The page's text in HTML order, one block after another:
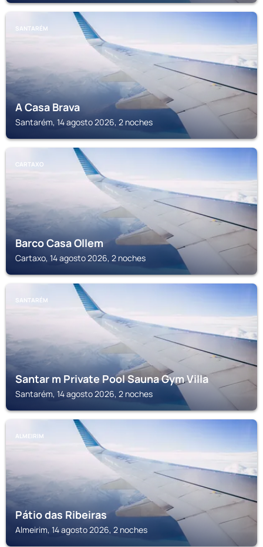
SANTARÉM
A Casa Brava
Santarém, 14 agosto 2026, 2 noches
CARTAXO
Barco Casa Ollem
Cartaxo, 14 agosto 2026, 2 noches
SANTARÉM
Santar m Private Pool Sauna Gym Villa
Santarém, 14 agosto 2026, 2 noches
ALMEIRIM
Pátio das Ribeiras
Almeirim, 14 agosto 2026, 2 noches